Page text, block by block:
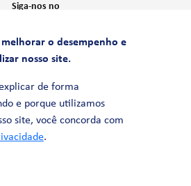
Siga-nos no
o desempenho e
nosso site.
de forma
e porque utilizamos
site, você concorda com
.